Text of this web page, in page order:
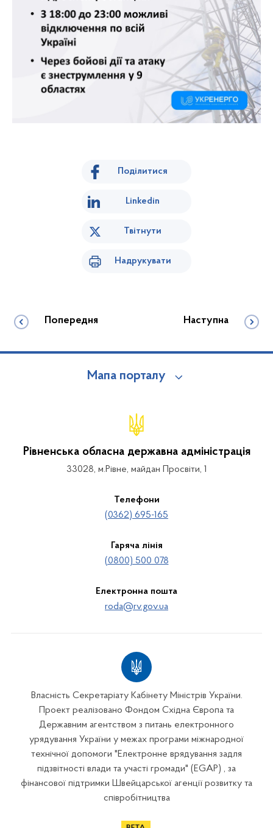
Поділитися
Linkedin
Твітнути
Надрукувати
Попередня Наступна
Мапа порталу
Рівненська обласна державна адміністрація
33028, м.Рівне, майдан Просвіти, 1
Телефони
(0362) 695-165
Гаряча лінія
(0800) 500 078
Електронна пошта
roda@rv.gov.ua
Власність Секретаріату Кабінету Міністрів України.
Проект реалізовано Фондом Східна Європа та
Державним агентством з питань електронного
урядування України у межах програми міжнародної
технічної допомоги "Електронне врядування задля
підзвітності влади та участі громади" (EGAP) , за
фінансової підтримки Швейцарської агенції розвитку та
співробітництва